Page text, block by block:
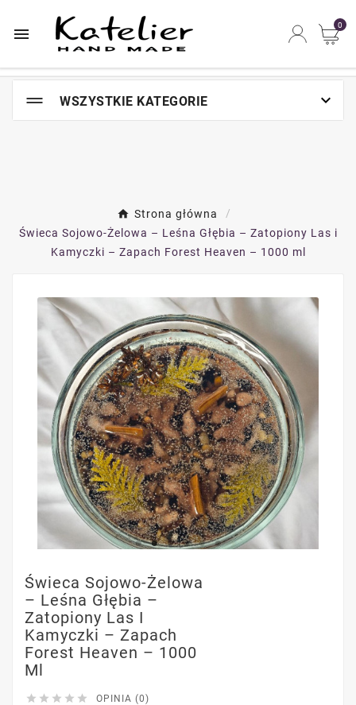
Najszybsze na świecie miejsce zakupów online
 0
WSZYSTKIE KATEGORIE 
Strona główna
Świeca Sojowo-Żelowa – Leśna Głębia – Zatopiony Las i
Kamyczki – Zapach Forest Heaven – 1000 ml
Świeca Sojowo-Żelowa
– Leśna Głębia –
Zatopiony Las I
Kamyczki – Zapach
Forest Heaven – 1000
Ml
     OPINIA (0)